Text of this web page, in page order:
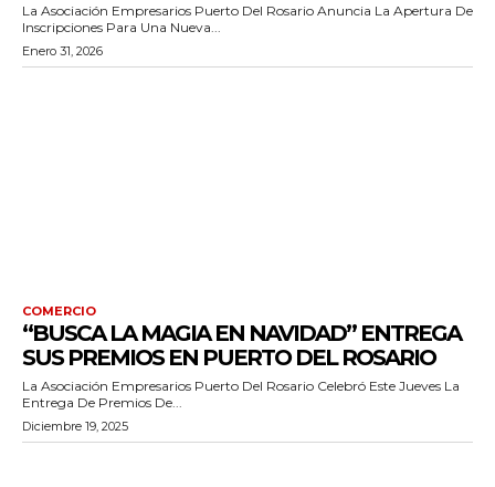
La Asociación Empresarios Puerto Del Rosario Anuncia La Apertura De
Inscripciones Para Una Nueva...
Enero 31, 2026
COMERCIO
“BUSCA LA MAGIA EN NAVIDAD” ENTREGA
SUS PREMIOS EN PUERTO DEL ROSARIO
La Asociación Empresarios Puerto Del Rosario Celebró Este Jueves La
Entrega De Premios De...
Diciembre 19, 2025